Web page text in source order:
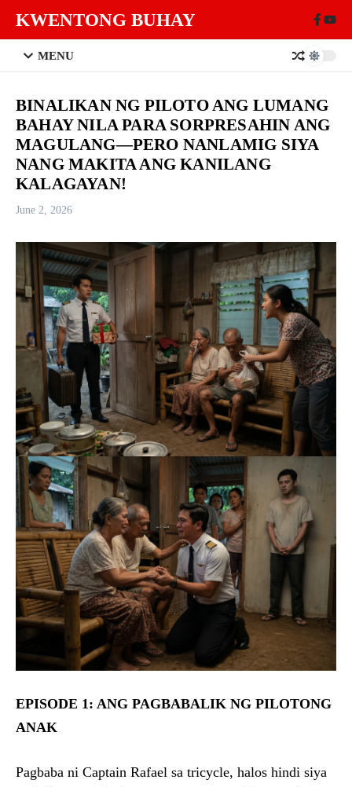
KWENTONG BUHAY
MENU
BINALIKAN NG PILOTO ANG LUMANG
BAHAY NILA PARA SORPRESAHIN ANG
MAGULANG—PERO NANLAMIG SIYA
NANG MAKITA ANG KANILANG
KALAGAYAN!
June 2, 2026
EPISODE 1: ANG PAGBABALIK NG PILOTONG
ANAK
Pagbaba ni Captain Rafael sa tricycle, halos hindi siya